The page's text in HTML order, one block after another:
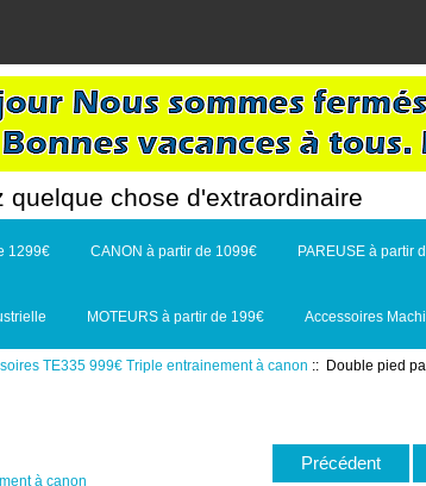
quelque chose d'extraordinaire
1299€ CANON à partir de 1099€ PAREUSE à partir
MOTEURS à partir de 199€ Accessoires
TE335 999€ Triple entrainement à canon :: Double pied
à canon
Précédent